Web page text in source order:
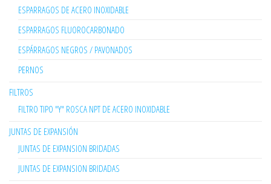
ESPARRAGOS DE ACERO INOXIDABLE
ESPARRAGOS FLUOROCARBONADO
ESPÁRRAGOS NEGROS / PAVONADOS
PERNOS
FILTROS
FILTRO TIPO "Y" ROSCA NPT DE ACERO INOXIDABLE
JUNTAS DE EXPANSIÓN
JUNTAS DE EXPANSION BRIDADAS
JUNTAS DE EXPANSION BRIDADAS